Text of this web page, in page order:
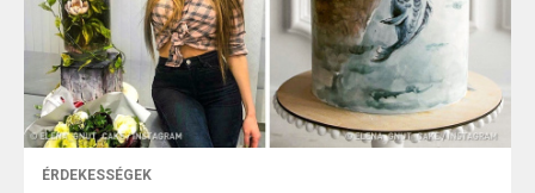
ÉRDEKESSÉGEK